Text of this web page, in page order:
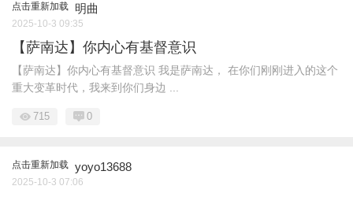
点击重新加载 明曲
2025-10-3 09:35
【萨南达】你内心有基督意识
【萨南达】你内心有基督意识 我是萨南达， 在你们刚刚进入的这个
重大变革时代，我来到你们身边 ...
715 0
点击重新加载 yoyo13688
2025-10-3 07:06